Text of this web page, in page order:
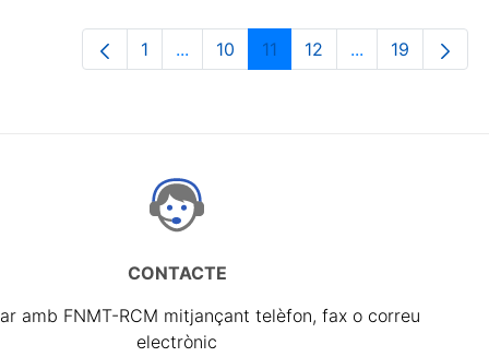
Pàgina
1 ...Pàgines intermèdies Utilitzeu TAB
Pàgina
10 Pàgina
11 Pàgina
12 ...PàginesPàgina
19
CONTACTE
amb FNMT-RCM mitjançant telèfon, fax o correu
electrònic